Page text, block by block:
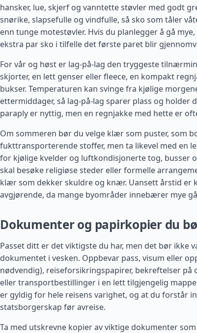
hansker, lue, skjerf og vanntette støvler med godt
snørike, slapsefulle og vindfulle, så sko som tåler
enn tunge motestøvler. Hvis du planlegger å gå
ekstra par sko i tilfelle det første paret blir
For vår og høst er lag-på-lag den tryggeste
skjorter, en lett genser eller fleece, en kompakt
bukser. Temperaturen kan svinge fra kjølige
ettermiddager, så lag-på-lag sparer plass og holder
paraply er nyttig, men en regnjakke med hette er
Om sommeren bør du velge klær som puster, som
fukttransporterende stoffer, men ta likevel med en
for kjølige kvelder og luftkondisjonerte tog, busser
skal besøke religiøse steder eller formelle
klær som dekker skuldre og knær. Uansett årstid er
avgjørende, da mange byområder innebærer mye
Dokumenter og papirkopier du
Passet ditt er det viktigste du har, men det bør ikke
dokumentet i vesken. Oppbevar pass, visum eller
nødvendig), reiseforsikringspapirer, bekreftelser
eller transportbestillinger i en lett tilgjengelig
er gyldig for hele reisens varighet, og at du forstår
statsborgerskap før avreise.
Ta med utskrevne kopier av viktige dokumenter